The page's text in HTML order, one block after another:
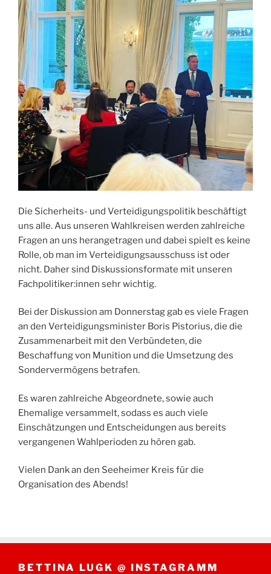
Die Sicherheits- und Verteidigungspolitik beschäftigt
uns alle. Aus unseren Wahlkreisen werden zahlreiche
Fragen an uns herangetragen und dabei spielt es keine
Rolle, ob man im Verteidigungsausschuss ist oder
nicht. Daher sind Diskussionsformate mit unseren
Fachpolitiker:innen sehr wichtig.
Bei der Diskussion am Donnerstag gab es viele Fragen
an den Verteidigungsminister Boris Pistorius, die die
Zusammenarbeit mit den Verbündeten, die
Beschaffung von Munition und die Umsetzung des
Sondervermögens betrafen.
Es waren zahlreiche Abgeordnete, sowie auch
Ehemalige versammelt, sodass es auch viele
Einschätzungen und Entscheidungen aus bereits
vergangenen Wahlperioden zu hören gab.
Vielen Dank an den Seeheimer Kreis für die
Organisation des Abends!
BETTINA LUGK @ INSTAGRAMM